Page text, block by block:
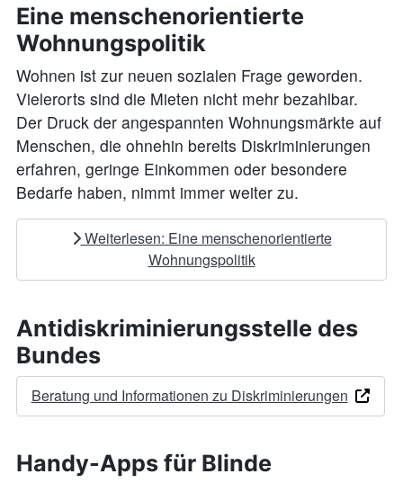
Eine menschenorientierte
Wohnungspolitik
Wohnen ist zur neuen sozialen Frage geworden.
Vielerorts sind die Mieten nicht mehr bezahlbar.
Der Druck der angespannten Wohnungsmärkte auf
Menschen, die ohnehin bereits Diskriminierungen
erfahren, geringe Einkommen oder besondere
Bedarfe haben, nimmt immer weiter zu.
Weiterlesen: Eine menschenorientierte
Wohnungspolitik
Antidiskriminierungsstelle des
Bundes
Beratung und Informationen zu Diskriminierungen
Handy-Apps für Blinde